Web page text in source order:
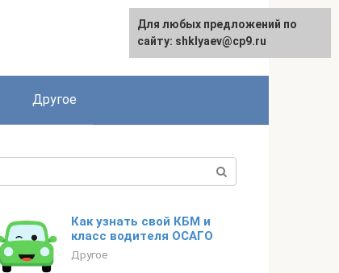
Другое
Как узнать свой КБМ и
класс водителя ОСАГО
Другое
Для любых предложений по
сайту: shklyaev@cp9.ru